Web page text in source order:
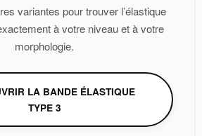
variantes pour trouver l’élastique
à votre niveau et à votre
morphologie.
LA BANDE ÉLASTIQUE
TYPE 3